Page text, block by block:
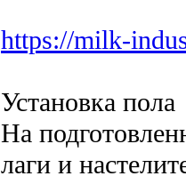
https://milk-
Установка пола
На
лаги и